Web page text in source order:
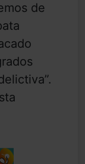
de